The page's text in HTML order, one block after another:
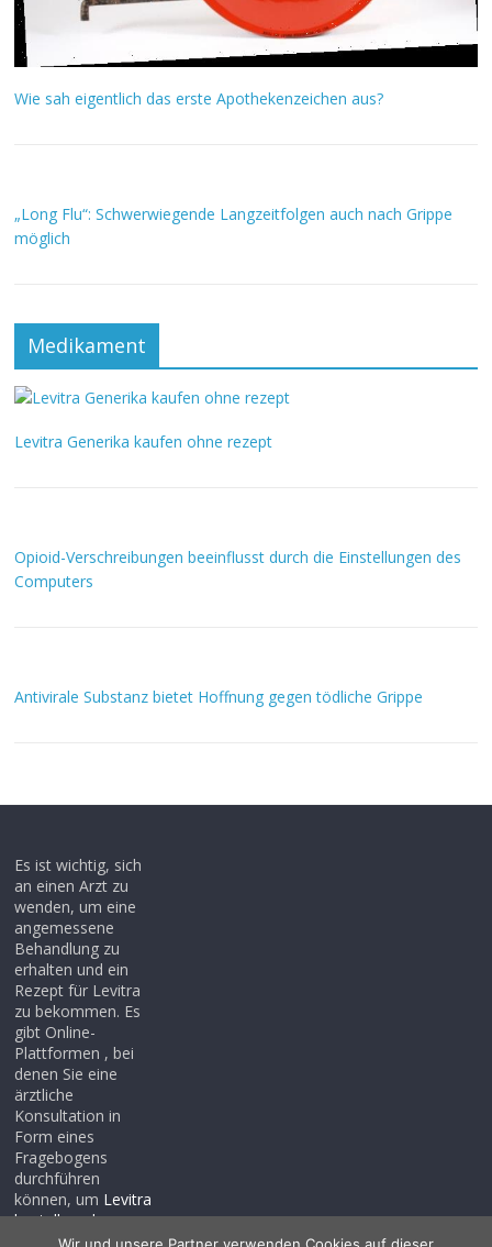
Wie sah eigentlich das erste Apothekenzeichen aus?
„Long Flu“: Schwerwiegende Langzeitfolgen auch nach Grippe
möglich
Medikament
Levitra Generika kaufen ohne rezept
Opioid-Verschreibungen beeinflusst durch die Einstellungen des
Computers
Antivirale Substanz bietet Hoffnung gegen tödliche Grippe
Es ist wichtig, sich
an einen Arzt zu
wenden, um eine
angemessene
Behandlung zu
erhalten und ein
Rezept für Levitra
zu bekommen. Es
gibt Online-
Plattformen , bei
denen Sie eine
ärztliche
Konsultation in
Form eines
Fragebogens
durchführen
können, um Levitra
bestellen ohne
rezept, auch wenn